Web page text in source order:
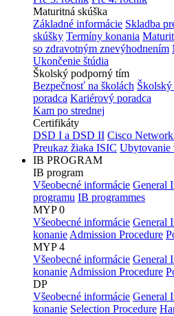
Maturitná skúška
Základné informácie Skladba
skúšky Termíny konania
so zdravotným znevýhodnením
Ukončenie štúdia
Školský podporný tím
Bezpečnosť na školách
poradca Kariérový poradca
Kam po strednej
Certifikáty
DSD I a DSD II Cisco
Preukaz žiaka ISIC Ubytovanie
IB PROGRAM
IB program
Všeobecné informácie General
programu IB programmes
MYP 0
Všeobecné informácie General
konanie Admission Procedure
MYP 4
Všeobecné informácie General
konanie Admission Procedure
DP
Všeobecné informácie General
konanie Selection Procedure